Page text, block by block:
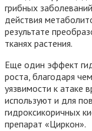
грибных
действия
результате
тканях растения.
Еще один эффект
роста, благодаря
уязвимости к атаке
используют и для
гидроксикоричных
препарат «Циркон».